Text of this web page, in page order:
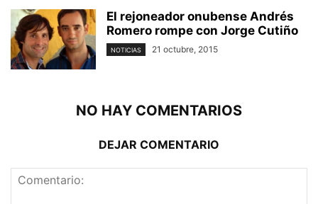
El rejoneador onubense Andrés
Romero rompe con Jorge Cutiño
NOTICIAS 21 octubre, 2015
NO HAY COMENTARIOS
DEJAR COMENTARIO